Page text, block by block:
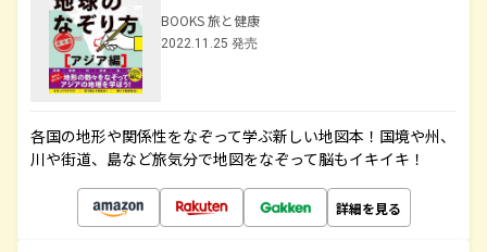
BOOKS 旅と健康
2022.11.25 発売
各国の地形や関係性をなぞって学ぶ新しい地図本！国境や州、
川や街道、島など旅気分で地図をなぞって脳もイキイキ！
詳細を見る